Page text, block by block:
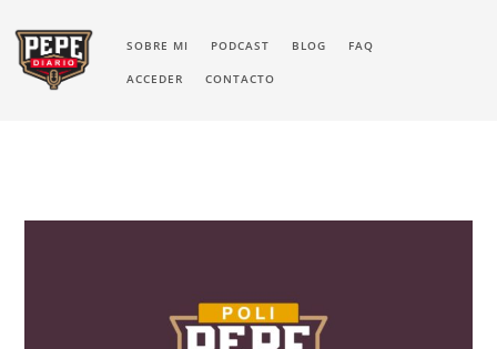
SOBRE MI PODCAST BLOG FAQ
ACCEDER CONTACTO